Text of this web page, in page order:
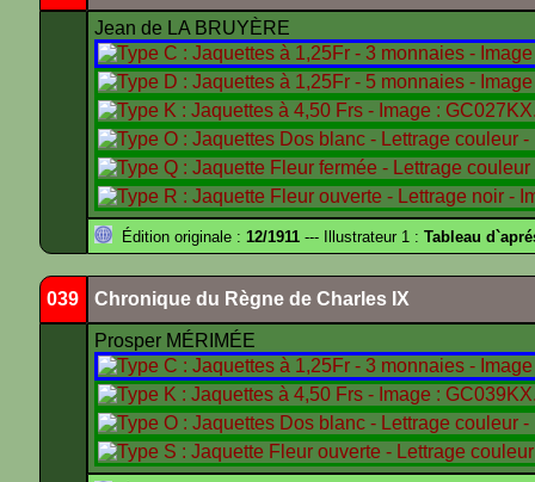
Jean de LA BRUYÈRE
Édition originale : 12/1911 --- Illustrateur 1 : Tableau
039 Chronique du Règne de Charles IX
Prosper MÉRIMÉE